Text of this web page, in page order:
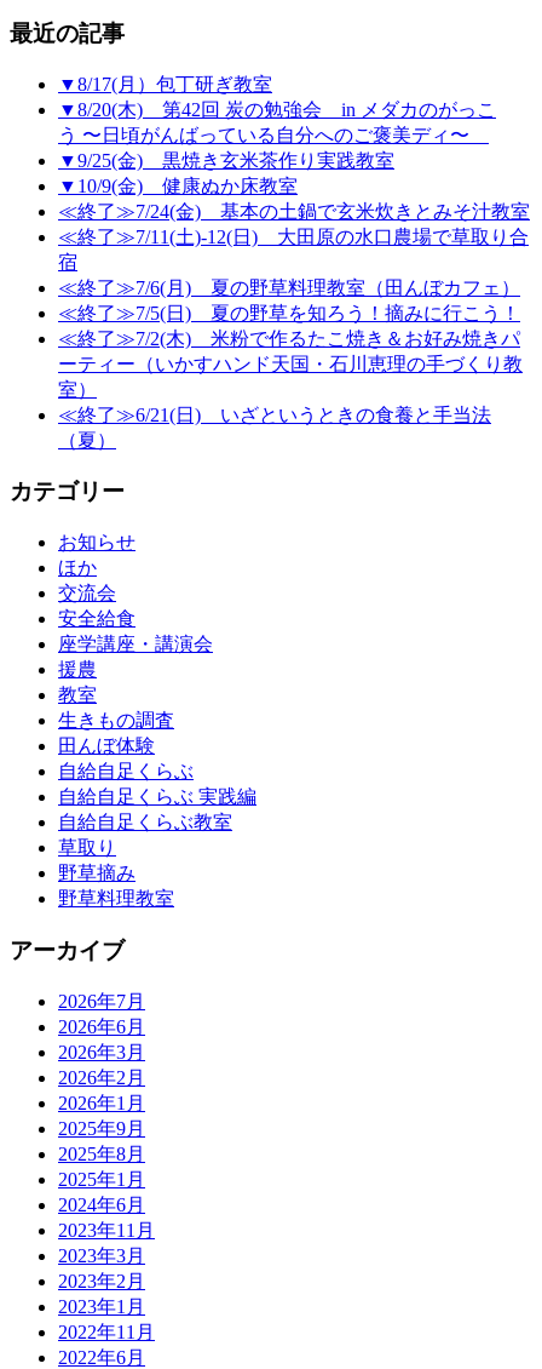
最近の記事
▼8/17(月）包丁研ぎ教室
▼8/20(木) 第42回 炭の勉強会 in メダカのがっこ
う 〜日頃がんばっている自分へのご褒美ディ〜
▼9/25(金) 黒焼き玄米茶作り実践教室
▼10/9(金) 健康ぬか床教室
≪終了≫7/24(金) 基本の土鍋で玄米炊きとみそ汁教室
≪終了≫7/11(土)-12(日) 大田原の水口農場で草取り合
宿
≪終了≫7/6(月) 夏の野草料理教室（田んぼカフェ）
≪終了≫7/5(日) 夏の野草を知ろう！摘みに行こう！
≪終了≫7/2(木) 米粉で作るたこ焼き＆お好み焼きパ
ーティー（いかすハンド天国・石川恵理の手づくり教
室）
≪終了≫6/21(日) いざというときの食養と手当法
（夏）
カテゴリー
お知らせ
ほか
交流会
安全給食
座学講座・講演会
援農
教室
生きもの調査
田んぼ体験
自給自足くらぶ
自給自足くらぶ 実践編
自給自足くらぶ教室
草取り
野草摘み
野草料理教室
アーカイブ
2026年7月
2026年6月
2026年3月
2026年2月
2026年1月
2025年9月
2025年8月
2025年1月
2024年6月
2023年11月
2023年3月
2023年2月
2023年1月
2022年11月
2022年6月